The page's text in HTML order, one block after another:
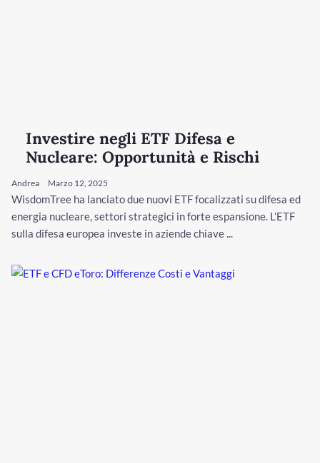
Investire negli ETF Difesa e
Nucleare: Opportunità e Rischi
Andrea Marzo 12, 2025
WisdomTree ha lanciato due nuovi ETF focalizzati su difesa ed
energia nucleare, settori strategici in forte espansione. L’ETF
sulla difesa europea investe in aziende chiave ...